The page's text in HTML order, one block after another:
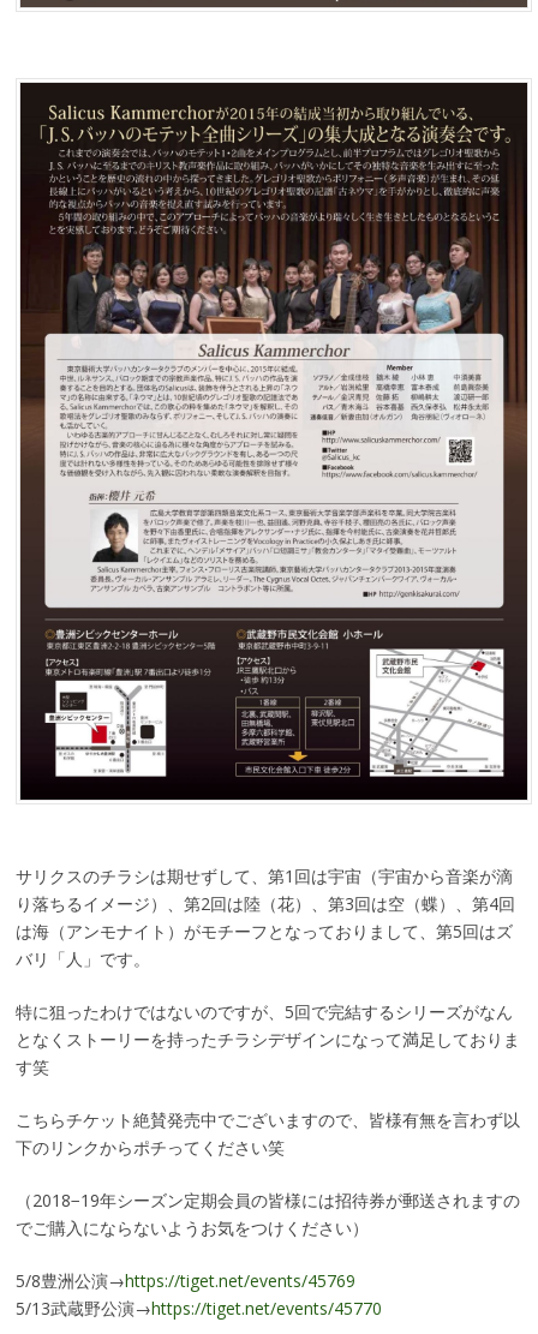
サリクスのチラシは期せずして、第1回は宇宙（宇宙から音楽が滴
り落ちるイメージ）、第2回は陸（花）、第3回は空（蝶）、第4回
は海（アンモナイト）がモチーフとなっておりまして、第5回はズ
バリ「人」です。
特に狙ったわけではないのですが、5回で完結するシリーズがなん
となくストーリーを持ったチラシデザインになって満足しておりま
す笑
こちらチケット絶賛発売中でございますので、皆様有無を言わず以
下のリンクからポチってください笑
（2018−19年シーズン定期会員の皆様には招待券が郵送されますの
でご購入にならないようお気をつけください）
5/8豊洲公演→https://tiget.net/events/45769
5/13武蔵野公演→https://tiget.net/events/45770